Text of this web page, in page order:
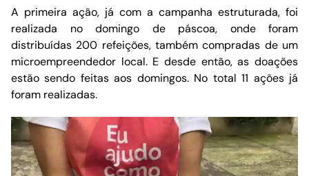
A primeira ação, já com a campanha estruturada, foi
realizada no domingo de páscoa, onde foram
distribuídas 200 refeições, também compradas de um
microempreendedor local. E desde então, as doações
estão sendo feitas aos domingos. No total 11 ações já
foram realizadas.